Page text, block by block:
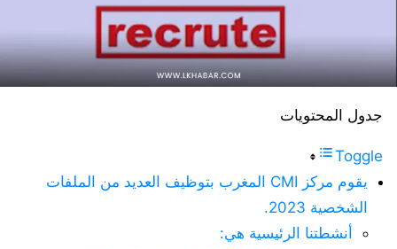
جدول المحتويات
Toggle
يقوم مركز CMI المغرب بتوظيف العديد من الملفات
الشخصية 2023.
أنشطتنا الرئيسية هي: